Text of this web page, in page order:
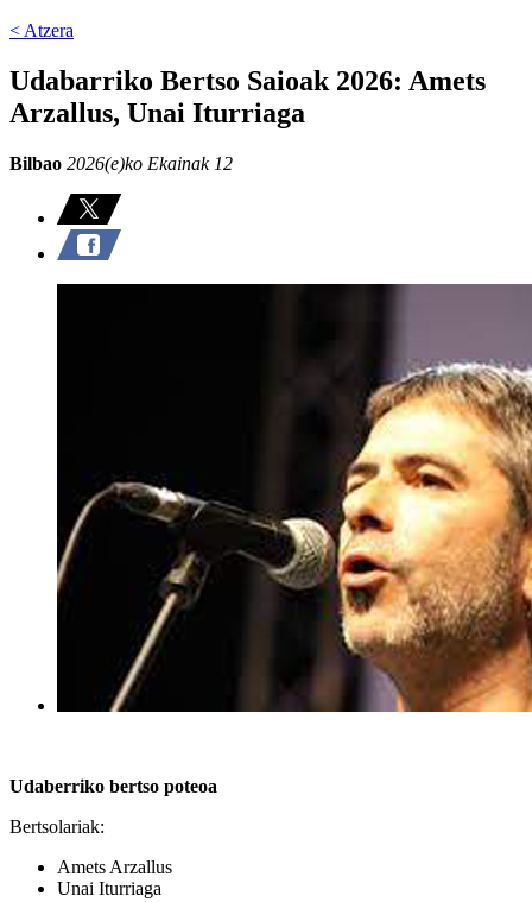
< Atzera
Udabarriko Bertso Saioak 2026: Amets
Arzallus, Unai Iturriaga
Bilbao 2026(e)ko Ekainak 12
Udaberriko bertso poteoa
Bertsolariak:
Amets Arzallus
Unai Iturriaga